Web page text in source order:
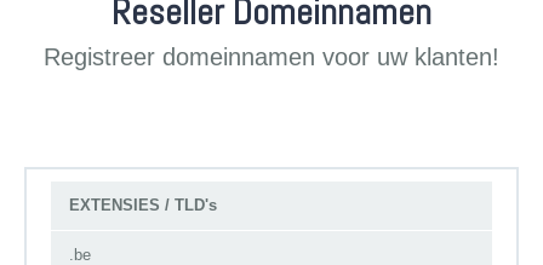
Reseller Domeinnamen
Registreer domeinnamen voor uw klanten!
EXTENSIES / TLD's
.be